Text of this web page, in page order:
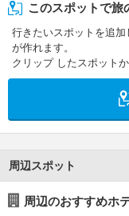
このスポットで旅
行きたいスポットを追加
が作れます。
クリップ したスポット
周辺スポット
周辺のおすすめホ